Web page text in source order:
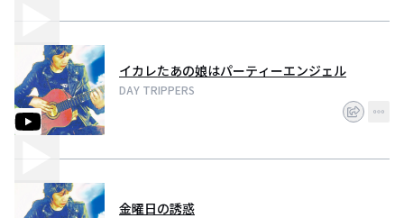
イカレたあの娘はパーティーエンジェル
DAY TRIPPERS
金曜日の誘惑